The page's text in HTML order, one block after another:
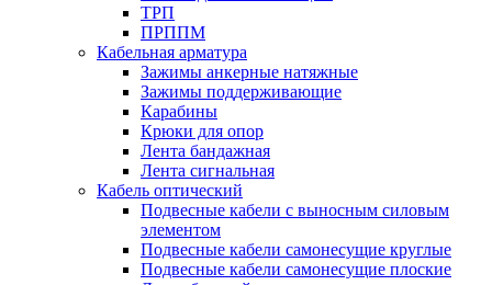
ТРП
ПРППМ
Кабельная арматура
Зажимы анкерные натяжные
Зажимы поддерживающие
Карабины
Крюки для опор
Лента бандажная
Лента сигнальная
Кабель оптический
Подвесные кабели с выносным силовым
элементом
Подвесные кабели самонесущие круглые
Подвесные кабели самонесущие плоские